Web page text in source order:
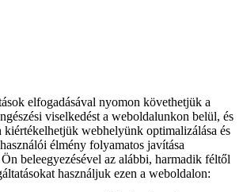
elfogadásával nyomon követhetjük a
viselkedést a weboldalunkon belül, és
kiértékelhetjük webhelyünk optimalizálása és
élmény folyamatos javítása
beleegyezésével az alábbi, harmadik féltől
használjuk ezen a weboldalon: